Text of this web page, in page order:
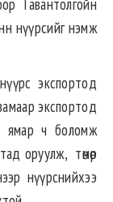
нүүрсийг нэмж
экспортод
экспортод
ямар ч боломж
оруулж, төмөр
нүүрснийхээ